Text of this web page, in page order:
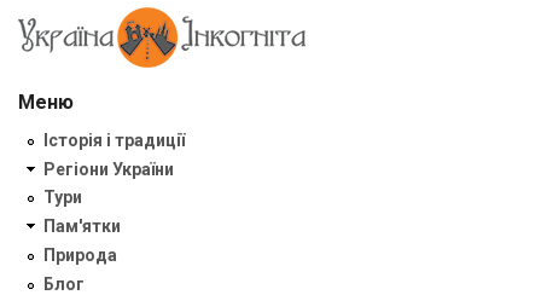
Меню
Історія і традиції
Регіони України
Тури
Пам'ятки
Природа
Блог